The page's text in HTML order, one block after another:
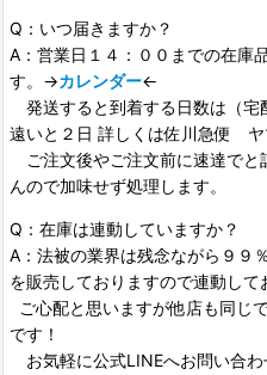
Q：いつ届きますか？
A：営業日１４：００までの在庫
す。→カレンダー←
発送すると到着する日数は（
遠いと２日 詳しくは佐川急便 ヤ
ご注文後やご注文前に速達でと
んので加味せず処理します。
Q：在庫は連動していますか？
A：法被の業界は残念ながら９９
を販売しておりますので連動して
ご心配と思いますが他店も同じ
です！
お気軽に公式LINEへお問い合